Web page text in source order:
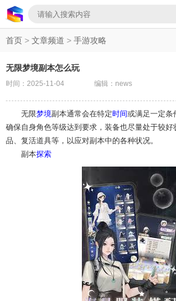
首页 > 文章频道 > 手游攻略
无限梦境副本怎么玩
时间：2025-11-04 编辑：news
无限梦境副本通常会在特定时间或满足一定条
确保自身角色等级达到要求，装备也尽量处于较
品、复活道具等，以应对副本中的各种状况。
副本探索